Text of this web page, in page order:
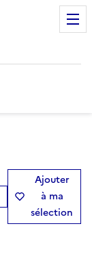
Ajouter
à ma
sélection